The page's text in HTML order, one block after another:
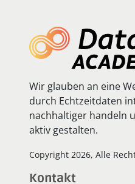
Wir glauben an eine
durch Echtzeitdaten
nachhaltiger handeln
aktiv gestalten.
Copyright 2026, Alle
Kontakt